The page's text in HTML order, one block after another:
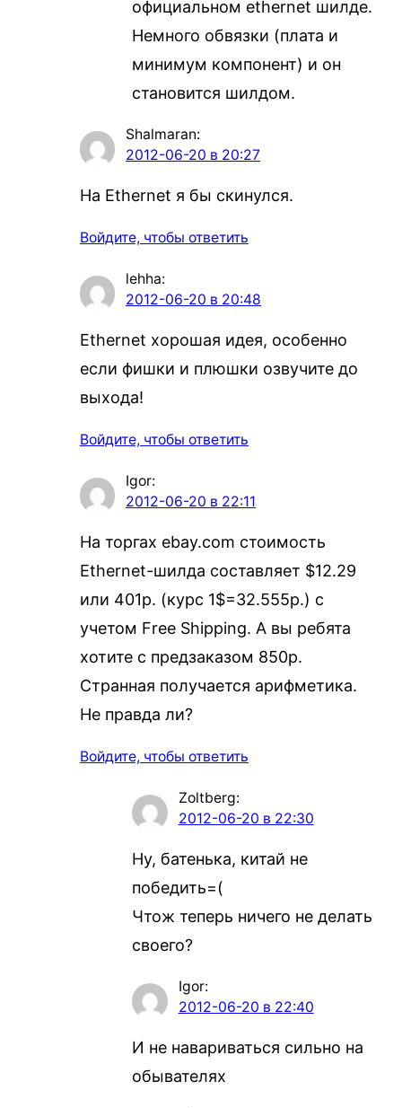
официальном ethernet шилде.
Немного обвязки (плата и
минимум компонент) и он
становится шилдом.
Shalmaran:
2012-06-20 в 20:27
На Ethernet я бы скинулся.
Войдите, чтобы ответить
lehha:
2012-06-20 в 20:48
Ethernet хорошая идея, особенно
если фишки и плюшки озвучите до
выхода!
Войдите, чтобы ответить
Igor:
2012-06-20 в 22:11
На торгах ebay.com стоимость
Ethernet-шилда составляет $12.29
или 401р. (курс 1$=32.555р.) с
учетом Free Shipping. А вы ребята
хотите с предзаказом 850р.
Странная получается арифметика.
Не правда ли?
Войдите, чтобы ответить
Zoltberg:
2012-06-20 в 22:30
Ну, батенька, китай не
победить=(
Чтож теперь ничего не делать
своего?
Igor:
2012-06-20 в 22:40
И не навариваться сильно на
обывателях